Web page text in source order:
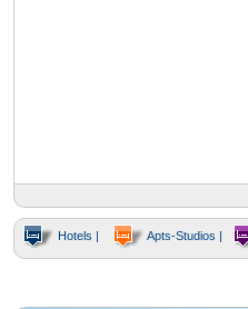
Hotels | Apts-Studios |